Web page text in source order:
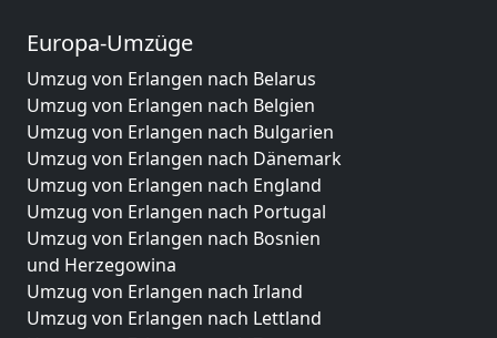
Europa-Umzüge
Umzug von Erlangen nach Belarus
Umzug von Erlangen nach Belgien
Umzug von Erlangen nach Bulgarien
Umzug von Erlangen nach Dänemark
Umzug von Erlangen nach England
Umzug von Erlangen nach Portugal
Umzug von Erlangen nach Bosnien
und Herzegowina
Umzug von Erlangen nach Irland
Umzug von Erlangen nach Lettland